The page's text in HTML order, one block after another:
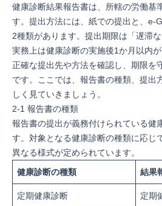
健康診断結果報告書は、所轄の労働基
す。提出方法には、紙での提出と、e-
2種類があります。提出期限は「遅滞
実務上は健康診断の実施後1か月以内が
正確な提出先や方法を確認し、期限を
です。ここでは、報告書の種類、提出
しく見ていきましょう。
2-1 報告書の種類
報告書の提出が義務付けられている健
す。対象となる健康診断の種類に応じ
異なる様式が定められています。
健康診断の種類
結果
定期健康診断 定期